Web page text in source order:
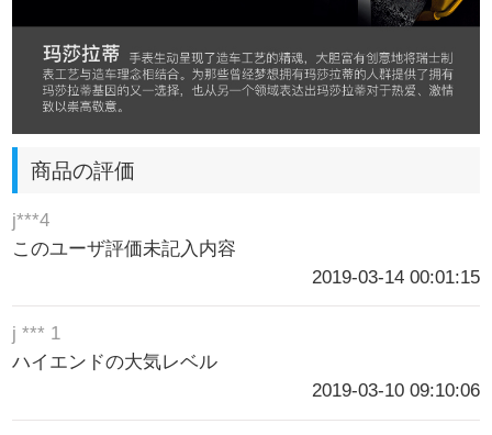
商品の評価
j***4
このユーザ評価未記入内容
2019-03-14 00:01:15
j *** 1
ハイエンドの大気レベル
2019-03-10 09:10:06